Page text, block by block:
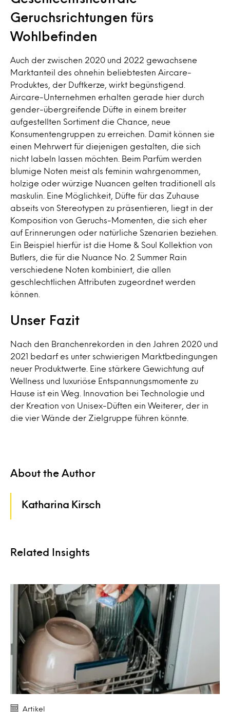
Geruchsrichtungen fürs
Wohlbefinden
Auch der zwischen 2020 und 2022 gewachsene
Marktanteil des ohnehin beliebtesten Aircare-
Produktes, der Duftkerze, wirkt begünstigend.
Aircare-Unternehmen erhalten gerade hier durch
gender-übergreifende Düfte in einem breiter
aufgestellten Sortiment die Chance, neue
Konsumentengruppen zu erreichen. Damit können sie
einen Mehrwert für diejenigen gestalten, die sich
nicht labeln lassen möchten. Beim Parfüm werden
blumige Noten meist als feminin wahrgenommen,
holzige oder würzige Nuancen gelten traditionell als
maskulin. Eine Möglichkeit, Düfte für das Zuhause
abseits von Stereotypen zu präsentieren, liegt in der
Komposition von Geruchs-Momenten, die sich eher
auf Erinnerungen oder natürliche Szenarien beziehen.
Ein Beispiel hierfür ist die Home & Soul Kollektion von
Butlers, die für die Nuance No. 2 Summer Rain
verschiedene Noten kombiniert, die allen
geschlechtlichen Attributen zugeordnet werden
können.
Unser Fazit
Nach den Branchenrekorden in den Jahren 2020 und
2021 bedarf es unter schwierigen Marktbedingungen
neuer Produktwerte. Eine stärkere Gewichtung auf
Wellness und luxuriöse Entspannungsmomente zu
Hause ist ein Weg. Innovation bei Technologie und
der Kreation von Unisex-Düften ein Weiterer, der in
die vier Wände der Zielgruppe führen könnte.
About the Author
Katharina Kirsch
Related Insights
Artikel